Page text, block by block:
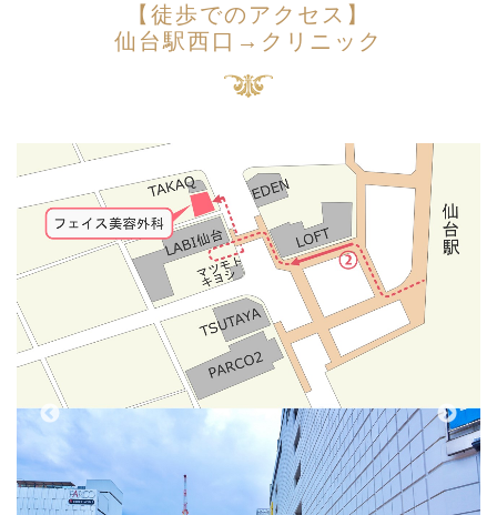
【徒歩でのアクセス】
仙台駅西口→クリニック